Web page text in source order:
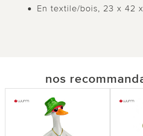
En textile/bois, 23 x 42
nos